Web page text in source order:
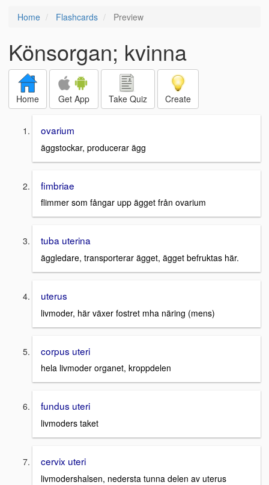
Home Flashcards Preview
Könsorgan; kvinna
Home Get App Take Quiz Create
ovarium
äggstockar, producerar ägg
fimbriae
flimmer som fångar upp ägget från ovarium
tuba uterina
äggledare, transporterar ägget, ägget befruktas här.
uterus
livmoder, här växer fostret mha näring (mens)
corpus uteri
hela livmoder organet, kroppdelen
fundus uteri
livmoders taket
cervix uteri
livmodershalsen, nedersta tunna delen av uterus